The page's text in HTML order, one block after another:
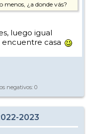
menos, ¿a donde vás?
luego igual
casa
negativos: 0
2023